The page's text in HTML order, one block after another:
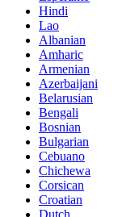
Hindi
Lao
Albanian
Amharic
Armenian
Azerbaijani
Belarusian
Bengali
Bosnian
Bulgarian
Cebuano
Chichewa
Corsican
Croatian